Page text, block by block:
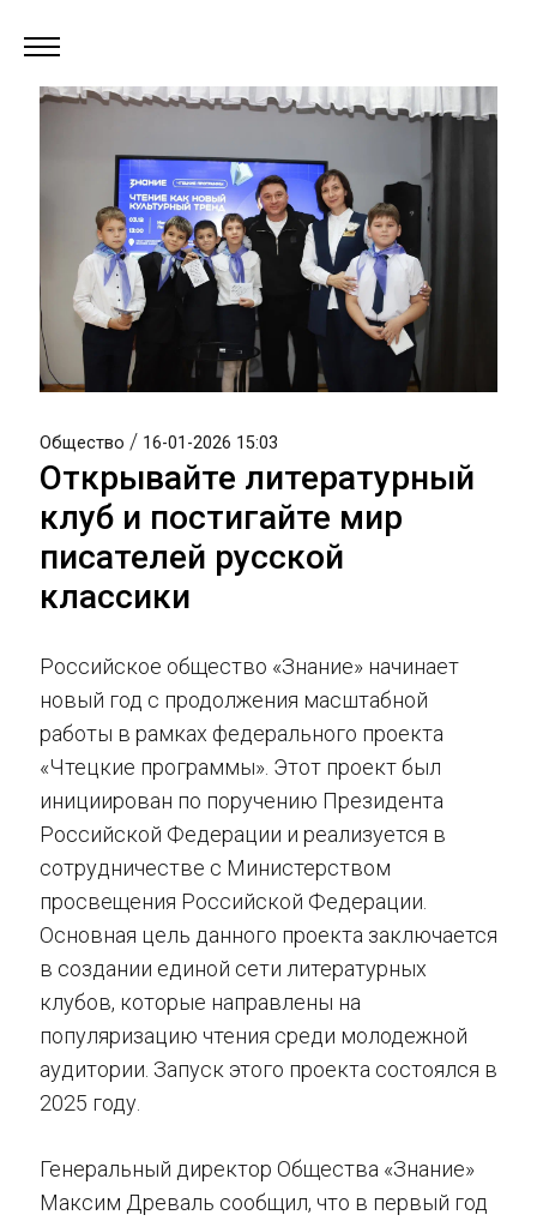
Общество / 16-01-2026 15:03
Открывайте литературный
клуб и постигайте мир
писателей русской
классики
Российское общество «Знание» начинает
новый год с продолжения масштабной
работы в рамках федерального проекта
«Чтецкие программы». Этот проект был
инициирован по поручению Президента
Российской Федерации и реализуется в
сотрудничестве с Министерством
просвещения Российской Федерации.
Основная цель данного проекта заключается
в создании единой сети литературных
клубов, которые направлены на
популяризацию чтения среди молодежной
аудитории. Запуск этого проекта состоялся в
2025 году.
Генеральный директор Общества «Знание»
Максим Древаль сообщил, что в первый год